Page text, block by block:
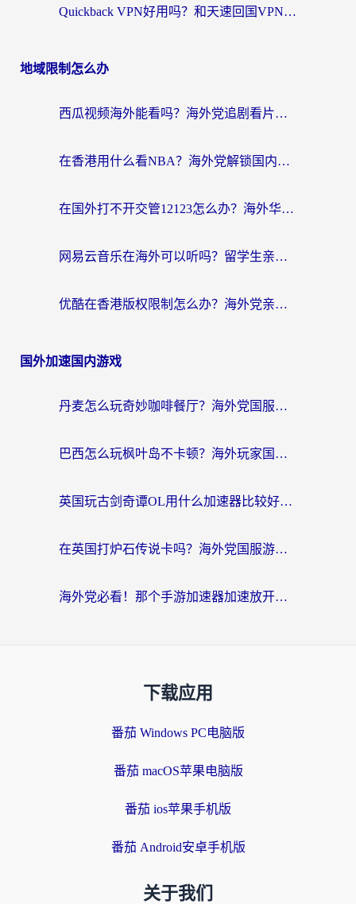
Quickback VPN好用吗？和天速回国VPN对比哪个回国效果更好？海外党必看的真实体验指南
地域限制怎么办
西瓜视频海外能看吗？海外党追剧看片的终极解决方案来了
在香港用什么看NBA？海外党解锁国内体育直播的终极攻略
在国外打不开交管12123怎么办？海外华人必看的回国加速全攻略
网易云音乐在海外可以听吗？留学生亲测有效的回国加速方案
优酷在香港版权限制怎么办？海外党亲测有效的追剧加速方案
国外加速国内游戏
丹麦怎么玩奇妙咖啡餐厅？海外党国服游戏加速全攻略（附灌篮高手元气骑士实测）
巴西怎么玩枫叶岛不卡顿？海外玩家国服游戏加速器终极指南（含战双野兽领主提速秘籍）
英国玩古剑奇谭OL用什么加速器比较好？留学生亲测有效的国服游戏加速指南
在英国打炉石传说卡吗？海外党国服游戏不卡顿的终极指南
海外党必看！那个手游加速器加速放开那三国3最好？一篇解决国服游戏卡顿难题
下载应用
番茄 Windows PC电脑版
番茄 macOS苹果电脑版
番茄 ios苹果手机版
番茄 Android安卓手机版
关于我们